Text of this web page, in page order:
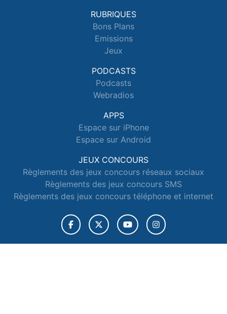
RUBRIQUES
Bons Plans
Emissions
Jeux
PODCASTS
Podcasts
Webradios
APPS
Espace sur iPhone
Espace sur Android
JEUX CONCOURS
Règlements des jeux concours réseaux sociaux
Règlements des jeux concours SMS
Règlements des jeux concours téléphone et internet